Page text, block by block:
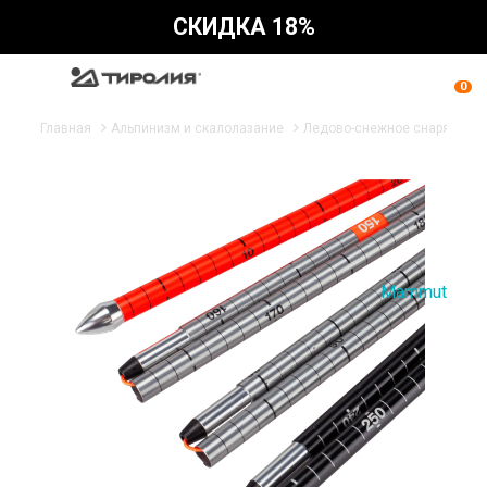
СКИДКА 18%
0
Главная Альпинизм и скалолазание Ледово-снежное
Mammut